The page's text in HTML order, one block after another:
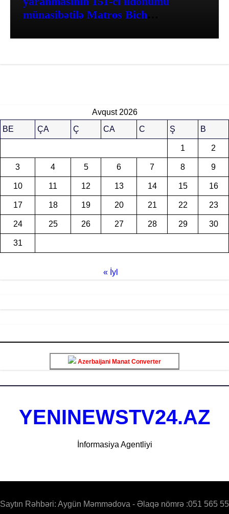
münasibətilə Matros Bich
keçirildi
Avqust 2026
BE
ÇA Ç CA C Ş B
1 2
3 4 5 6 7 8 9
10 11 12 13 14 15 16
17 18 19 20 21 22 23
24 25 26 27 28 29 30
31
« İyl
Azerbaijani Manat Converter
YENINEWSTV24.AZ
İnformasiya Agentliyi
Saytın Rəhbəri: Aygün Məmmədova - Əlaqə nömrə :051 565 55